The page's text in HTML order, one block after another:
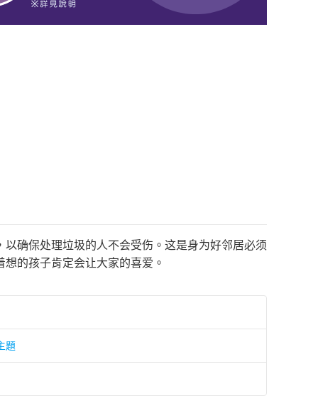
确保处理垃圾的人不会受伤。这是身为好邻居必须
的孩子肯定会让大家的喜爱。
題